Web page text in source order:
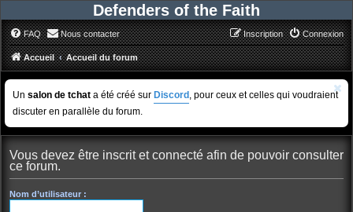
Defenders of the Faith
FAQ Nous contacter Connexion
Inscription
Accueil Accueil du forum
Un salon de tchat a été créé sur Discord , pour ceux et celles qui voudraient
discuter en parallèle du forum.
Vous devez être inscrit et connecté afin de pouvoir consulter
ce forum.
Nom d’utilisateur :